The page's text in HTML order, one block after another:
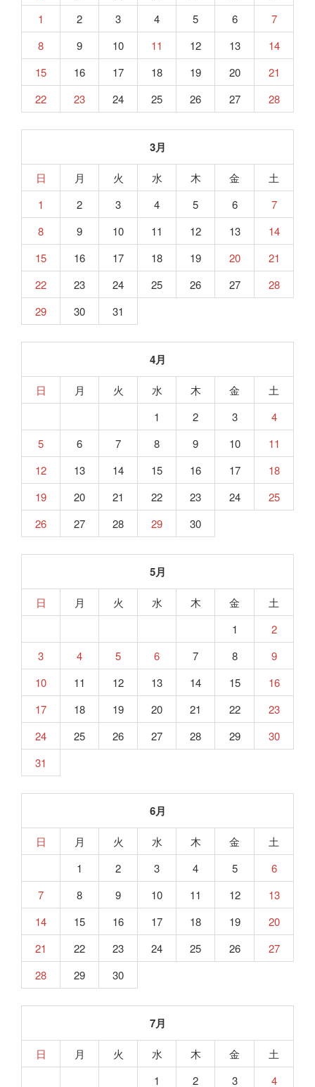
1
2 3 4 5 6
7
8
9 10 11 12 13
14
15
16 17 18 19 20
21
22
23 24 25 26 27 28
3月
日 月 火 水 木 金
土
1
2 3 4 5 6
7
8
9 10 11 12 13
14
15
16 17 18 19 20
21
22
23 24 25 26 27
28
29
30 31
4月
日 月 火 水 木 金
土
1
2 3
4
5
6 7 8 9 10
11
12
13 14 15 16 17
18
19
20 21 22 23 24
25
26
27 28 29 30
5月
日 月 火 水 木 金
土
1
2
3
4 5 6 7 8
9
10
11 12 13 14 15
16
17
18 19 20 21 22
23
24
25 26 27 28 29
30
31
6月
日 月 火 水 木 金
土
1
2 3 4 5
6
7
8 9 10 11 12
13
14
15 16 17 18 19
20
21
22 23 24 25 26
27
28
29 30
7月
日 月 火 水 木 金
土
1
2 3 4